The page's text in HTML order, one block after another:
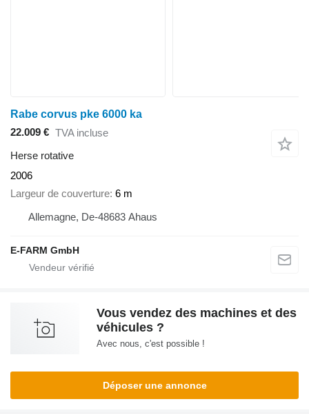
Rabe corvus pke 6000 ka
22.009 € TVA incluse
Herse rotative
2006
Largeur de couverture 6 m
Allemagne, De-48683 Ahaus
E-FARM GmbH
Vous vendez des machines et des
véhicules ?
Avec nous, c'est possible !
Déposer une annonce